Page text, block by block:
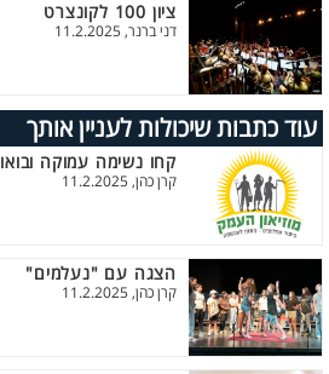
ציון 100 לקונצרט
דני ברנר, 11.2.2025
עוד כתבות שיכולות לעניין אותך
קחו נשימה עמוקה ובואו
קרן כהן, 11.2.2025
הצגה עם "נעלמים"
קרן כהן, 11.2.2025